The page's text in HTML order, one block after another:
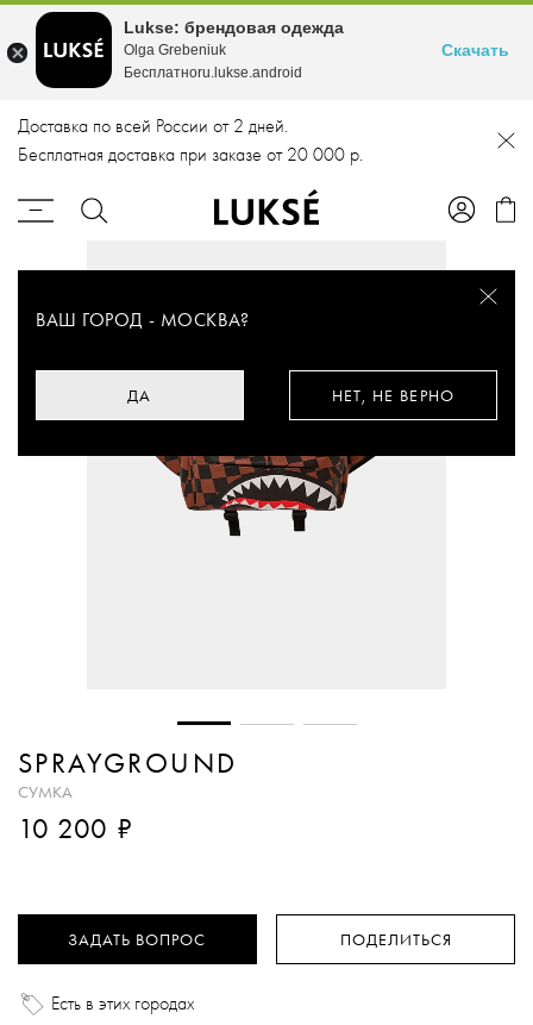
Доставка по всей России от 2 дней.
Бесплатная доставка при заказе от 20 000 р.
ВАШ ГОРОД - МОСКВА?
ДА НЕТ, НЕ ВЕРНО
SPRAYGROUND
СУМКА
10 200 ₽
ЗАДАТЬ ВОПРОС ПОДЕЛИТЬСЯ
Есть в этих городах
Lukse: брендовая одежда
Olga Grebeniuk
Бесплатноru.lukse.android
Скачать